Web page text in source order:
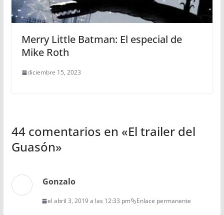
Merry Little Batman: El especial de
Mike Roth
diciembre 15, 2023
44 comentarios en «El trailer del
Guasón»
Gonzalo
el abril 3, 2019 a las 12:33 pm Enlace permanente